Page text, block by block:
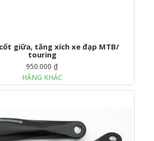
giữa, tăng xích xe đạp MTB/
touring
950.000 ₫
HÃNG KHÁC